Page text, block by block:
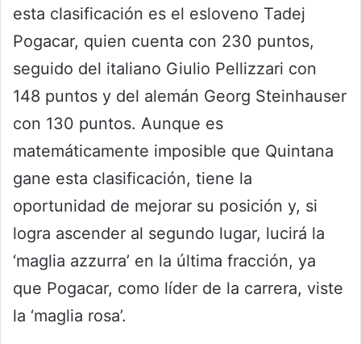
esta clasificación es el esloveno Tadej
Pogacar, quien cuenta con 230 puntos,
seguido del italiano Giulio Pellizzari con
148 puntos y del alemán Georg Steinhauser
con 130 puntos. Aunque es
matemáticamente imposible que Quintana
gane esta clasificación, tiene la
oportunidad de mejorar su posición y, si
logra ascender al segundo lugar, lucirá la
‘maglia azzurra’ en la última fracción, ya
que Pogacar, como líder de la carrera, viste
la ‘maglia rosa’.